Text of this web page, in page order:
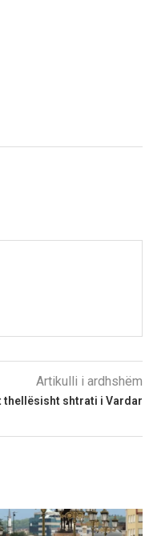
Artikulli i ardhshëm
thellësisht shtrati i Vardar